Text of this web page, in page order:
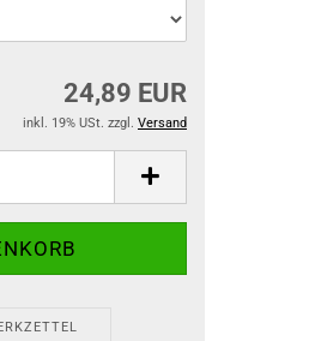
24,89 EUR
inkl. 19% USt. zzgl. Versand